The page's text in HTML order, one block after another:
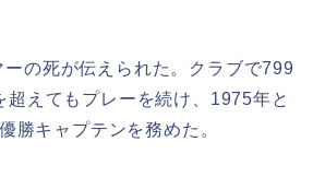
の死が伝えられた。クラブで799
超えてもプレーを続け、1975年と
勝キャプテンを務めた。